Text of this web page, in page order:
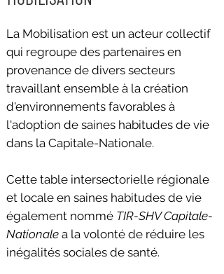
La Mobilisation est un acteur collectif
qui regroupe des partenaires en
provenance de divers secteurs
travaillant ensemble à la création
d'environnements favorables à
l'adoption de saines habitudes de vie
dans la Capitale-Nationale.
Cette table intersectorielle régionale
et locale en saines habitudes de vie
également nommé TIR-SHV Capitale-
Nationale a la volonté de réduire les
inégalités sociales de santé.